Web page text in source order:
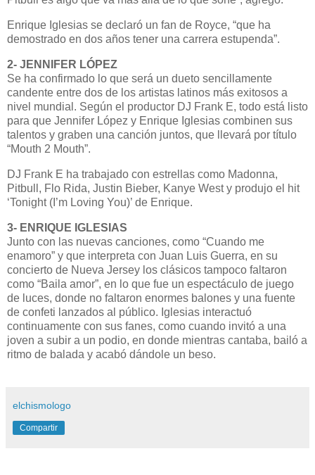
Enrique Iglesias se declaró un fan de Royce, “que ha
demostrado en dos años tener una carrera estupenda”.
2- JENNIFER LÓPEZ
Se ha confirmado lo que será un dueto sencillamente
candente entre dos de los artistas latinos más exitosos a
nivel mundial. Según el productor DJ Frank E, todo está listo
para que Jennifer López y Enrique Iglesias combinen sus
talentos y graben una canción juntos, que llevará por título
“Mouth 2 Mouth”.
DJ Frank E ha trabajado con estrellas como Madonna,
Pitbull, Flo Rida, Justin Bieber, Kanye West y produjo el hit
‘Tonight (I’m Loving You)’ de Enrique.
3- ENRIQUE IGLESIAS
Junto con las nuevas canciones, como “Cuando me
enamoro” y que interpreta con Juan Luis Guerra, en su
concierto de Nueva Jersey los clásicos tampoco faltaron
como “Baila amor”, en lo que fue un espectáculo de juego
de luces, donde no faltaron enormes balones y una fuente
de confeti lanzados al público. Iglesias interactuó
continuamente con sus fanes, como cuando invitó a una
joven a subir a un podio, en donde mientras cantaba, bailó a
ritmo de balada y acabó dándole un beso.
elchismologo
Compartir